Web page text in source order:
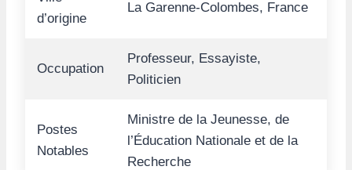
d’origine
La Garenne-Colombes, France
Occupation
Professeur, Essayiste,
Politicien
Postes
Notables
Ministre de la Jeunesse, de
l’Éducation Nationale et de la
Recherche